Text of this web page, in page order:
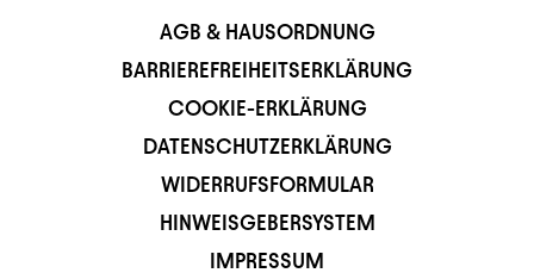
AGB & HAUSORDNUNG
BARRIEREFREIHEITSERKLÄRUNG
COOKIE-ERKLÄRUNG
DATENSCHUTZERKLÄRUNG
WIDERRUFSFORMULAR
HINWEISGEBERSYSTEM
IMPRESSUM